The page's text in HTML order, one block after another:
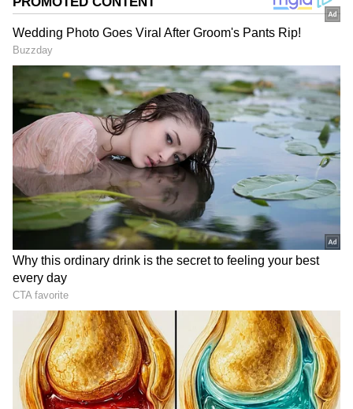
ను మీ ఫ్రిఫర్డ్ సోర్స్ గా ఎంచుకోండి
2